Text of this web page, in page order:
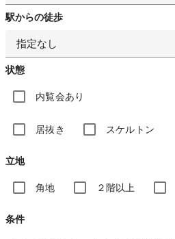
駅からの徒歩
指定なし
状態
内覧会あり
居抜き スケルトン
立地
角地 ２階以上
条件